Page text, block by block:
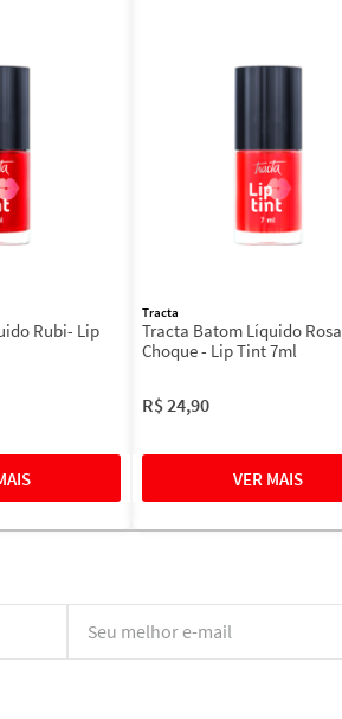
Rubi- Lip
Tracta
Tracta Batom Líquido Rosa
Choque - Lip Tint 7ml
R$24,90